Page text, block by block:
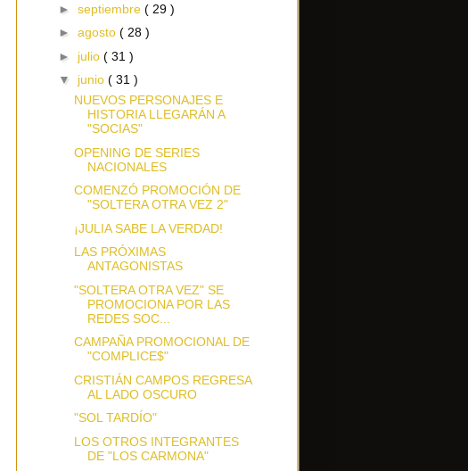
► septiembre ( 29 )
► agosto ( 28 )
► julio ( 31 )
▼ junio ( 31 )
NUEVOS PERSONAJES E
HISTORIA LLEGARÁN A
"SOCIAS"
OPENING DE SERIES
NACIONALES
COMENZÓ PROMOCIÓN DE
"SOLTERA OTRA VEZ 2"
¡JULIA SABE LA VERDAD!
LAS PRÓXIMAS
ANTAGONISTAS
"SOLTERA OTRA VEZ" SE
PROMOCIONA POR LAS
REDES SOC...
CAMPAÑA PROMOCIONAL DE
"COMPLICE$"
CRISTIÁN CAMPOS REGRESA
AL LADO OSCURO
"SOL TARDÍO"
LOS OTROS INTEGRANTES
DE "LOS CARMONA"